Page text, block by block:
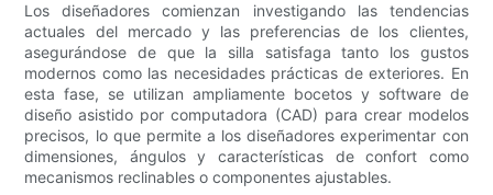
Los diseñadores comienzan investigando las tendencias
actuales del mercado y las preferencias de los clientes,
asegurándose de que la silla satisfaga tanto los gustos
modernos como las necesidades prácticas de exteriores. En
esta fase, se utilizan ampliamente bocetos y software de
diseño asistido por computadora (CAD) para crear modelos
precisos, lo que permite a los diseñadores experimentar con
dimensiones, ángulos y características de confort como
mecanismos reclinables o componentes ajustables.